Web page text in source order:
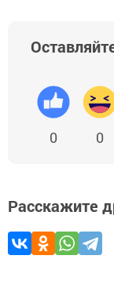
0 0
Расскажите